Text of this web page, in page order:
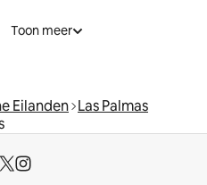
Toon meer
Eilanden Las Palmas